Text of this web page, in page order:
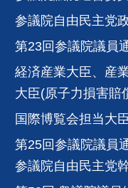
参議院自由民主党
第23回参議院議員
経済産業大臣、産
大臣(原子力損害賠
国際博覧会担当大
第25回参議院議員
参議院自由民主党